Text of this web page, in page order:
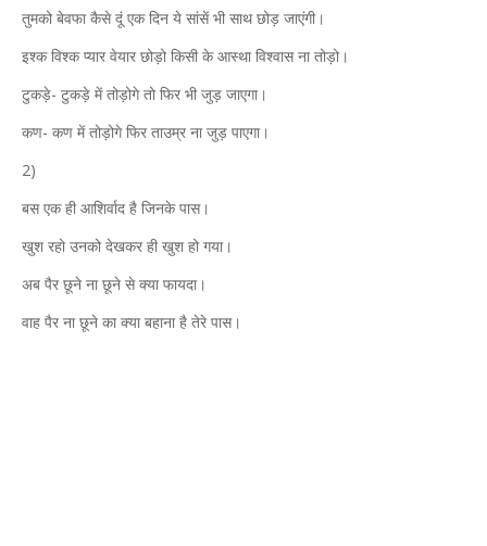
तुमको बेवफा कैसे दूं एक दिन ये सांसें भी साथ छोड़ जाएंगी।
इश्क विश्क प्यार वेयार छोड़ो किसी के आस्था विश्वास ना तोड़ो।
टुकड़े- टुकड़े में तोड़ोगे तो फिर भी जुड़ जाएगा।
कण- कण में तोड़ोगे फिर ताउम्र ना जुड़ पाएगा।
2)
बस एक ही आशिर्वाद है जिनके पास।
खुश रहो उनको देखकर ही खुश हो गया।
अब पैर छूने ना छूने से क्या फायदा।
वाह पैर ना छूने का क्या बहाना है तेरे पास।